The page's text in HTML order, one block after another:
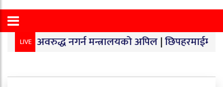
LIVE
नगर्न मन्त्रालयको अपिल|छिपहरमाईमा १४० किलो